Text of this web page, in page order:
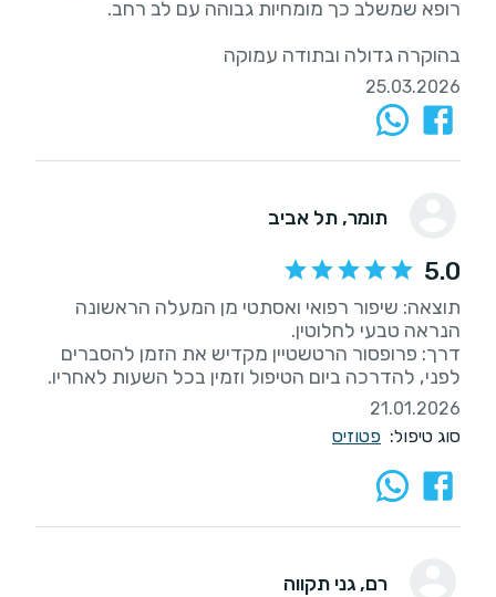
בהוקרה גדולה ובתודה עמוקה
25.03.2026
תומר, תל אביב
5.0
תוצאה: שיפור רפואי ואסתטי מן המעלה הראשונה
דרך: פרופסור הרטשטיין מקדיש את הזמן להסברים
לפני, להדרכה ביום הטיפול וזמין בכל השעות לאחריו.
21.01.2026
סוג טיפול: פטוזיס
רם, גני תקווה